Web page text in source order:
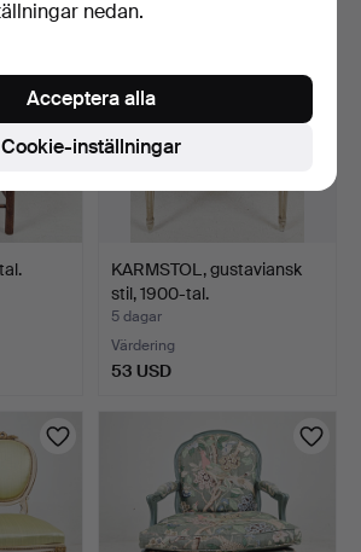
KARMSTOL, gustaviansk
stil, 1900-tal.
5 dagar
Värdering
53 USD
nedan.
Cookie-inställningar
Acceptera alla